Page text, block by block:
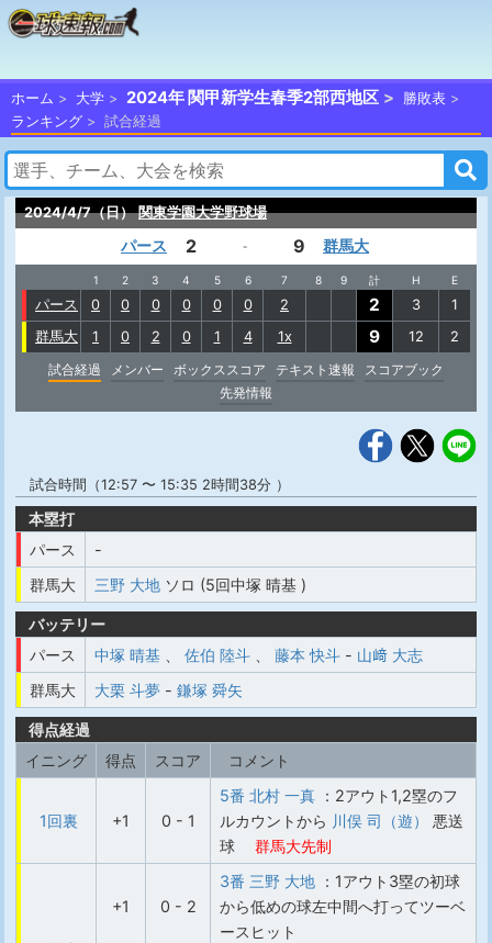
ホーム 大学 2024年 関甲新学生春季2部西地区
勝敗表
ランキング
試合経過
2024/4/7（日） 関東学園大学野球場
パース 2 - 9 群馬大
1 2 3 4 5 6 7 8 9 計 H E
パース 0 0 0 0 0 0 2 2 3
1
群馬大
1 0 2 0 1 4 1x 9 12
2
試合経過
メンバー ボックススコア テキスト速報
スコアブック
先発情報
試合時間（12:57 〜 15:35 2時間38分 ）
本塁打
パース
-
群馬大
三野 大地 ソロ (5回中塚 晴基 )
バッテリー
パース
中塚 晴基 佐伯 陸斗 藤本 快斗 - 山﨑 大志
群馬大
大栗 斗夢 - 鎌塚 舜矢
得点経過
イニング
得点 スコア コメント
1回裏 +1 0 - 1
5番 北村 一真 ：2アウト1,2塁のフ
ルカウントから 川俣 司（遊）
悪送
球
群馬大先制
+1 0 - 2
3番 三野 大地 ：1アウト3塁の初球
から低めの球左中間へ打ってツーベ
ースヒット